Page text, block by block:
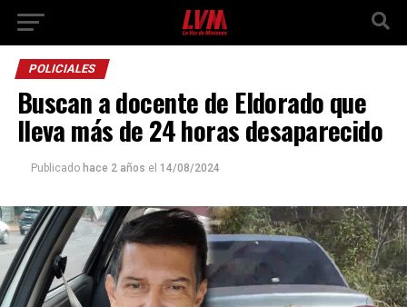
POLICIALES
Buscan a docente de Eldorado que
lleva más de 24 horas desaparecido
Publicado hace 2 años el 14/08/2024